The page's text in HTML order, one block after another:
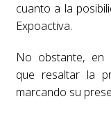
cuanto a la
Expoactiva.
No obstante, en
que resaltar la
marcando su